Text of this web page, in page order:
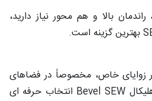
بالا و هم‌ محور نیاز دارید،
زوایای خاص، مخصوصاً در فضاهای
بیرونی یا خشن، گیربکس هلیکال Bevel SEW انتخاب حرفه‌ ای